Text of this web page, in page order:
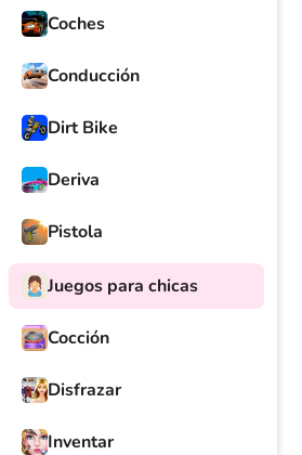
Coches
Conducción
Dirt Bike
Deriva
Pistola
Juegos para chicas
Cocción
Disfrazar
Inventar